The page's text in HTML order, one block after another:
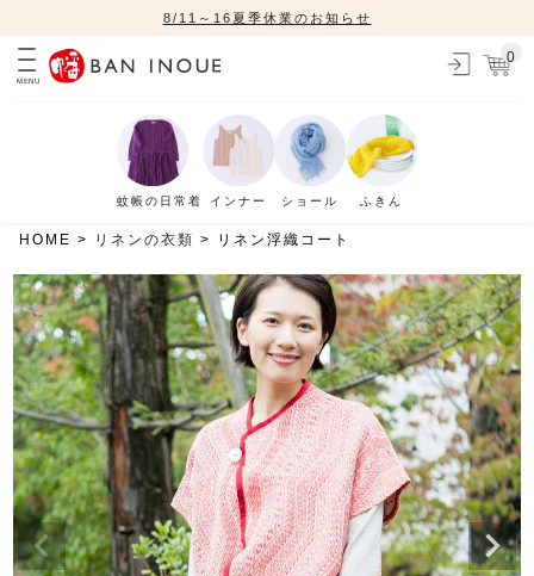
8/11～16夏季休業のお知らせ
MENU
0
蚊帳の日常着 インナー ショール ふきん
HOME リネンの衣類 リネン浮織コート